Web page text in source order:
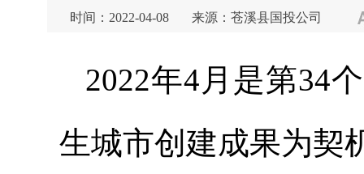
时间：2022-04-08 来源：苍溪县国投公司
2022年4月是第34
生城市创建成果为契